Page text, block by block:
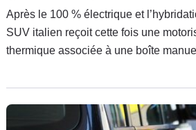
Après le 100 % électrique et
SUV italien reçoit cette fois une
thermique associée à une boîte